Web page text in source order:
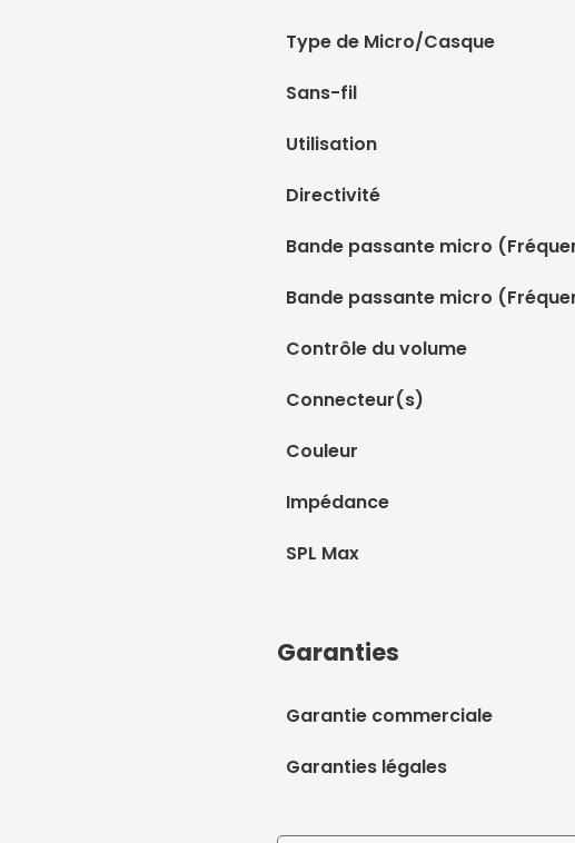
Type de Micro/Casque
Sans-fil
Utilisation
Directivité
Bande passante micro
Bande passante micro
Contrôle du volume
Connecteur(s)
Couleur
Impédance
SPL Max
Garanties
Garantie commerciale
Garanties légales